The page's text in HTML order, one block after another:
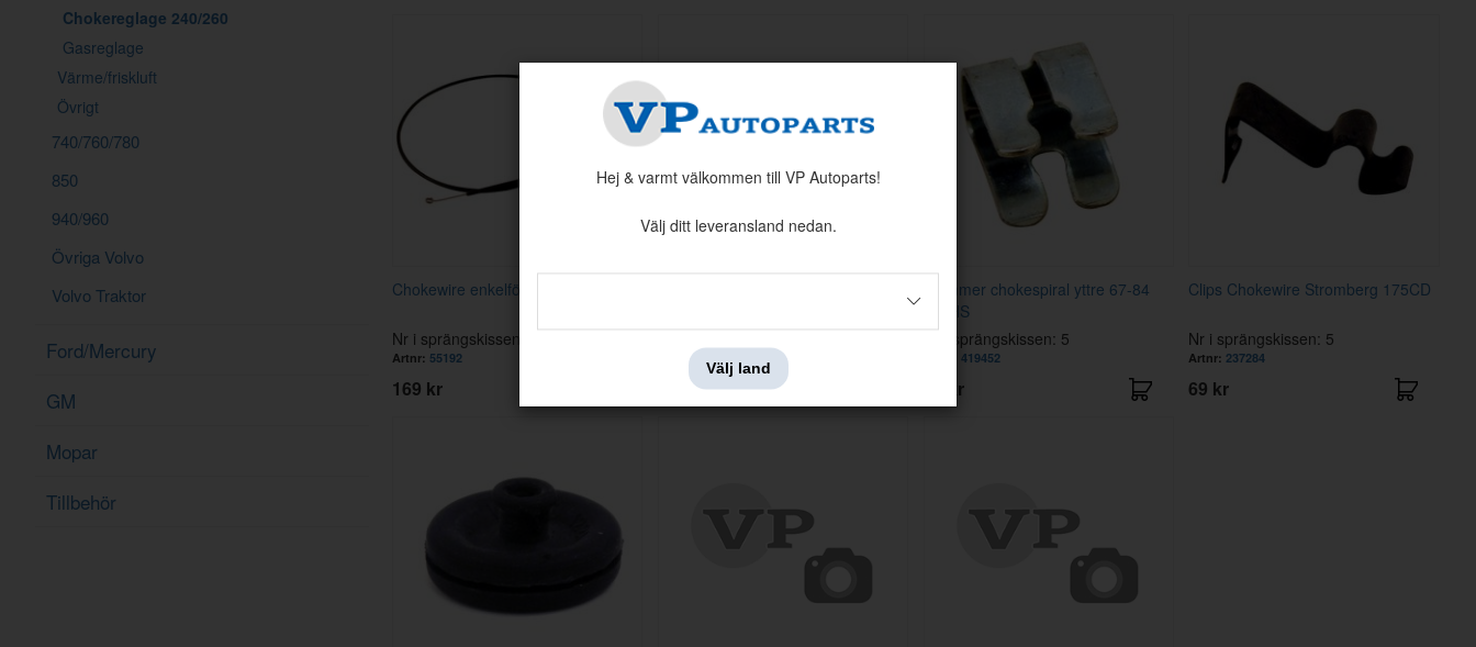
Chokereglage 240/260
Gasreglage
Värme/friskluft
Övrigt
740/760/780
850
940/960
Övriga Volvo
Volvo Traktor
Ford/Mercury
GM
Mopar
Tillbehör
Chokewire enkelförgasare
Nr i sprängskissen: 1
Artnr: 55192
169 kr
Artnr:
78 kr
Klammer chokespiral yttre 67-84
SU HS
Nr i sprängskissen: 5
419452
19 kr
Clips Chokewire Stromberg 175CD
Nr i sprängskissen: 5
Artnr: 237284
69 kr
Hej & varmt välkommen till VP Autoparts!
Välj ditt leveransland nedan.
Välj land